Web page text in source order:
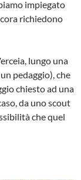
impiegato
richiedono
lungo una
pedaggio), che
chiesto ad una
da uno scout
che quel